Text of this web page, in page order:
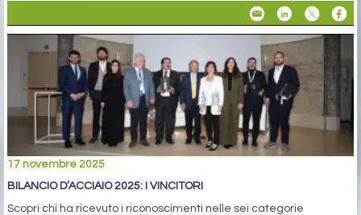
17 novembre 2025
BILANCIO D’ACCIAIO 2025: I VINCITORI
Scopri chi ha ricevuto i riconoscimenti nelle sei categorie